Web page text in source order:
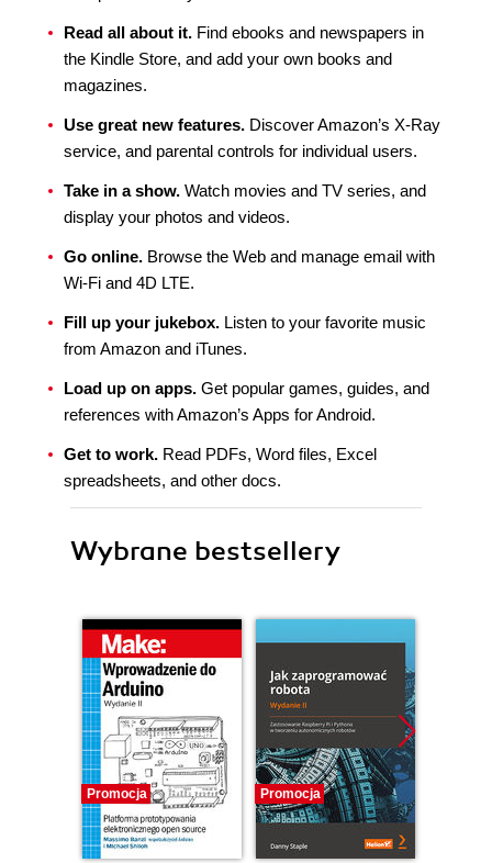
Read all about it. Find ebooks and newspapers in
the Kindle Store, and add your own books and
magazines.
Use great new features. Discover Amazon’s X-Ray
service, and parental controls for individual users.
Take in a show. Watch movies and TV series, and
display your photos and videos.
Go online. Browse the Web and manage email with
Wi-Fi and 4D LTE.
Fill up your jukebox. Listen to your favorite music
from Amazon and iTunes.
Load up on apps. Get popular games, guides, and
references with Amazon’s Apps for Android.
Get to work. Read PDFs, Word files, Excel
spreadsheets, and other docs.
Wybrane bestsellery
Promocja Promocja